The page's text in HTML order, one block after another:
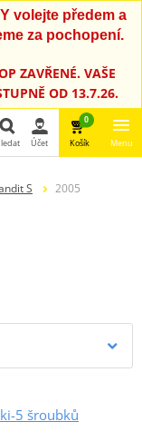
volejte předem a
za pochopení.
ZAVŘENÉ. VAŠE
OD 13.7.26.
Hledat
Účet
0
Košík Menu
S 2005
5 šroubků